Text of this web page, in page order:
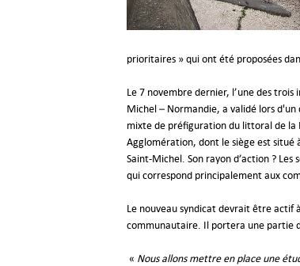
prioritaires » qui ont été proposées
Le 7 novembre dernier, l’une des
Michel – Normandie, a validé lors
mixte de préfiguration du littoral de la
Agglomération, dont le siège est situé
Saint-Michel. Son rayon d’action ?
qui correspond principalement aux
Le nouveau syndicat devrait être actif
communautaire. Il portera une partie
« Nous allons mettre en place une